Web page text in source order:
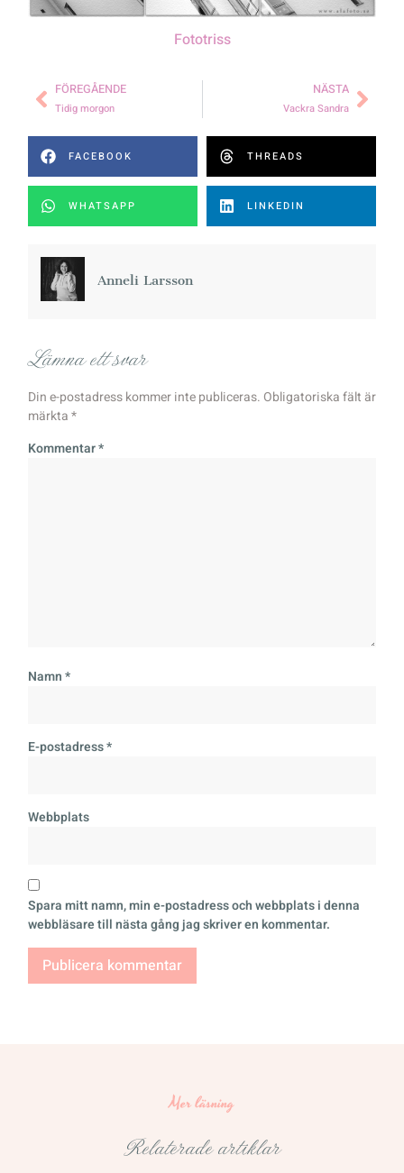
Fototriss
FÖREGÅENDE
Tidig morgon
NÄSTA
Vackra Sandra
FACEBOOK THREADS
WHATSAPP LINKEDIN
Anneli Larsson
Lämna ett svar
Din e-postadress kommer inte publiceras. Obligatoriska fält är
märkta*
Kommentar*
Namn*
E-postadress*
Webbplats
Spara mitt namn, min e-postadress och webbplats i denna
webbläsare till nästa gång jag skriver en kommentar.
Mer läsning
Relaterade artiklar